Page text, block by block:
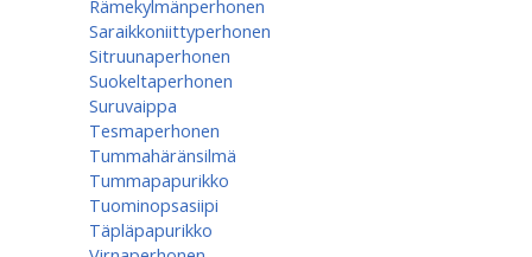
Rämekylmänperhonen
Saraikkoniittyperhonen
Sitruunaperhonen
Suokeltaperhonen
Suruvaippa
Tesmaperhonen
Tummahäränsilmä
Tummapapurikko
Tuominopsasiipi
Täpläpapurikko